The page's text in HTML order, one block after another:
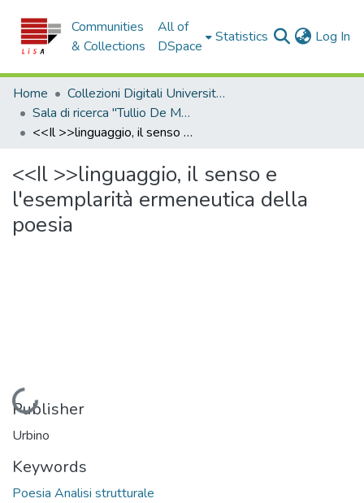
Communities
& Collections
All of
DSpace
Statistics Log In
Home
Collezioni Digitali Università della Calabria
Sala di ricerca "Tullio De Mauro"
<<Il >>linguaggio, il senso e l'esemplarità ermeneutica della poesia
<<Il >>linguaggio, il senso e
l'esemplarità ermeneutica della
poesia
Loading...
Publisher
Urbino
Keywords
Poesia Analisi strutturale